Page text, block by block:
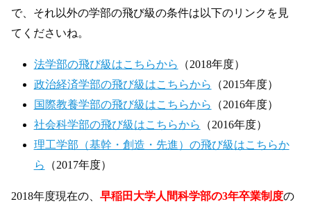
で、それ以外の学部の飛び級の条件は以下のリンクを見
てくださいね。
法学部の飛び級はこちらから （2018年度）
政治経済学部の飛び級はこちらから （2015年度）
国際教養学部の飛び級はこちらから （2016年度）
社会科学部の飛び級はこちらから （2016年度）
理工学部（基幹・創造・先進）の飛び級はこちらか
ら （2017年度）
2018年度現在の、早稲田大学人間科学部の3年卒業制度の